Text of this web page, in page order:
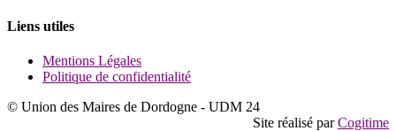
Liens utiles
Mentions Légales
Politique de confidentialité
© Union des Maires de Dordogne - UDM 24
Site réalisé parCogitime